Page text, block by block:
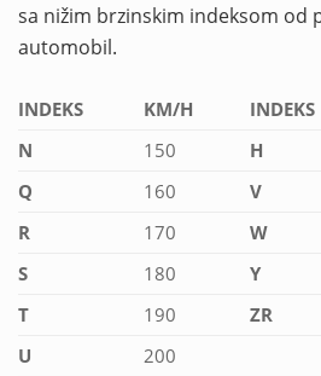
sa nižim brzinskim indeksom od
automobil.
INDEKS KM/H INDEKS
N
150 H
Q
160 V
R
170 W
S
180 Y
T
190 ZR
U
200